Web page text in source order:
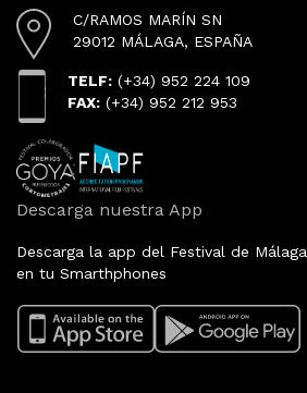
C/RAMOS MARÍN SN
29012 MÁLAGA, ESPAÑA
TELF: (+34) 952 224 109
FAX: (+34) 952 212 953
Descarga nuestra App
Descarga la app del Festival de Málaga
en tu Smarthphones